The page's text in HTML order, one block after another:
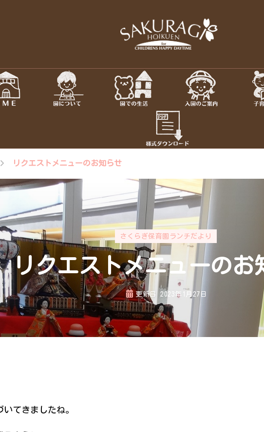
保育園・東
さくらぎ保育園について
児教室 · 園のいち日 · 年
ちろん私達大人も認めら
リクエストメニューのお知らせ
さくらぎ保育園ランチだより
リクエストメニューのお
更新日2023年1月27日
てきましたね。